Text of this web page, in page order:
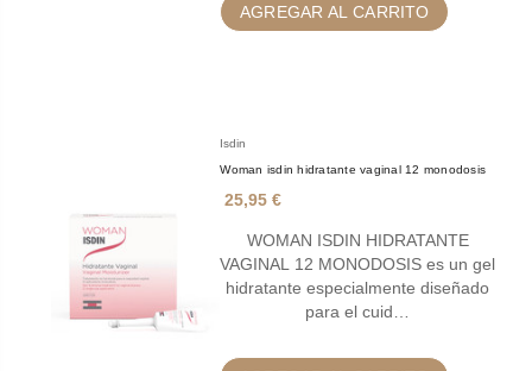
AGREGAR AL CARRITO
Isdin
Woman isdin hidratante vaginal 12 monodosis
25,95 €
WOMAN ISDIN HIDRATANTE
VAGINAL 12 MONODOSIS es un gel
hidratante especialmente diseñado
para el cuid…